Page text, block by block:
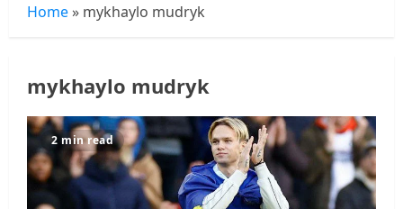
Home » mykhaylo mudryk
mykhaylo mudryk
2 min read
Datangi Pemko Batam, Warga
Rempang Protes Lahan Mereka
Diambil untuk Sekolah Rakyat